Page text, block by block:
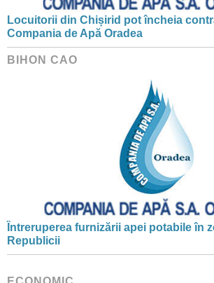
Locuitorii din Chișirid pot încheia
Compania de Apă Oradea
BIHON CAO
Întreruperea furnizării apei potabile în
Republicii